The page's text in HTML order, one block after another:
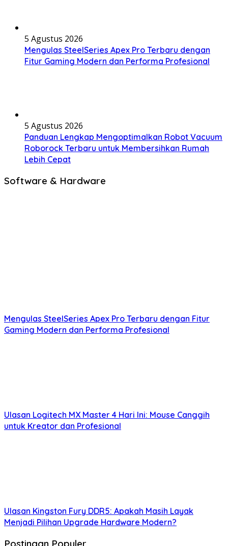
5 Agustus 2026
Mengulas SteelSeries Apex Pro Terbaru dengan
Fitur Gaming Modern dan Performa Profesional
5 Agustus 2026
Panduan Lengkap Mengoptimalkan Robot Vacuum
Roborock Terbaru untuk Membersihkan Rumah
Lebih Cepat
Software & Hardware
Mengulas SteelSeries Apex Pro Terbaru dengan Fitur
Gaming Modern dan Performa Profesional
Ulasan Logitech MX Master 4 Hari Ini: Mouse Canggih
untuk Kreator dan Profesional
Ulasan Kingston Fury DDR5: Apakah Masih Layak
Menjadi Pilihan Upgrade Hardware Modern?
Postingan Populer